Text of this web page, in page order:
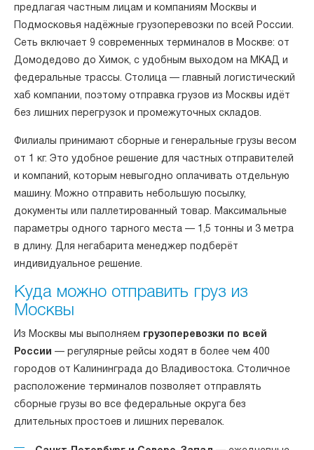
предлагая частным лицам и компаниям Москвы и
Подмосковья надёжные грузоперевозки по всей России.
Сеть включает 9 современных терминалов в Москве: от
Домодедово до Химок, с удобным выходом на МКАД и
федеральные трассы. Столица — главный логистический
хаб компании, поэтому отправка грузов из Москвы идёт
без лишних перегрузок и промежуточных складов.
Филиалы принимают сборные и генеральные грузы весом
от 1 кг. Это удобное решение для частных отправителей
и компаний, которым невыгодно оплачивать отдельную
машину. Можно отправить небольшую посылку,
документы или паллетированный товар. Максимальные
параметры одного тарного места — 1,5 тонны и 3 метра
в длину. Для негабарита менеджер подберёт
индивидуальное решение.
Куда можно отправить груз из
Москвы
Из Москвы мы выполняем грузоперевозки по всей
России — регулярные рейсы ходят в более чем 400
городов от Калининграда до Владивостока. Столичное
расположение терминалов позволяет отправлять
сборные грузы во все федеральные округа без
длительных простоев и лишних перевалок.